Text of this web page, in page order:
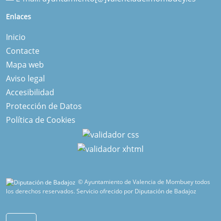
Enlaces
Inicio
Contacte
Mapa web
Aviso legal
Accesibilidad
Protección de Datos
Política de Cookies
© Ayuntamiento de Valencia de Mombuey todos
los derechos reservados.Servicio ofrecido por Diputación de Badajoz